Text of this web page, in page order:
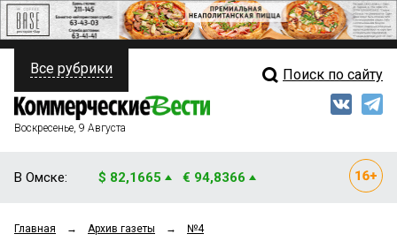
ПОЛИТИКА
ФИНАНСЫ
ОБЩЕСТВО
Свежий выпуск
Все рубрики Поиск по сайту
Воскресенье, 9 Августа
В Омске: $ 82,1665 € 94,8366
Главная → Архив газеты → №4